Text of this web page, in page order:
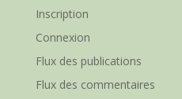
Inscription
Connexion
Flux des publications
Flux des commentaires